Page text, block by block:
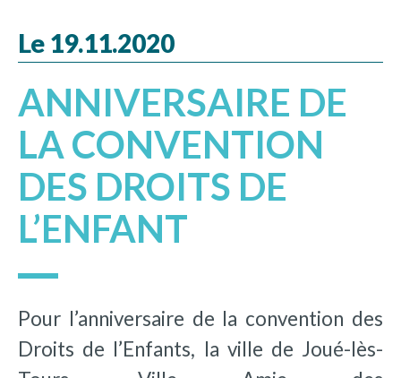
Le 19.11.2020
ANNIVERSAIRE DE
LA CONVENTION
DES DROITS DE
L’ENFANT
Pour l’anniversaire de la convention des
Droits de l’Enfants, la ville de Joué-lès-